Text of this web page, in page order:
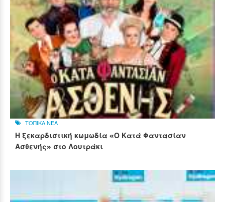
ΤΟΠΙΚΑ ΝΕΑ
Η ξεκαρδιστική κωμωδία «Ο Κατά Φαντασίαν
Ασθενής» στο Λουτράκι